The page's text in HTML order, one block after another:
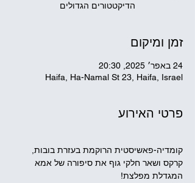
הדיקטטורים הגדולים
זמן ומיקום
24 באפר׳ 2025, 20:30
Haifa, Ha-Namal St 23, Haifa, Israel
פרטי האירוע
קומדיה-פאשיסטית הרוקמת בעזרת בובות,
קרקס ושאר חלקי גוף את סיפורה של אמא
המגדלת מפלצת!